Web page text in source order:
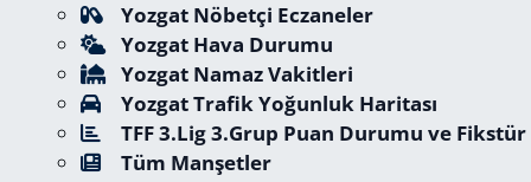
Yozgat Nöbetçi Eczaneler
Yozgat Hava Durumu
Yozgat Namaz Vakitleri
Yozgat Trafik Yoğunluk Haritası
TFF 3.Lig 3.Grup Puan Durumu ve Fikstür
Tüm Manşetler